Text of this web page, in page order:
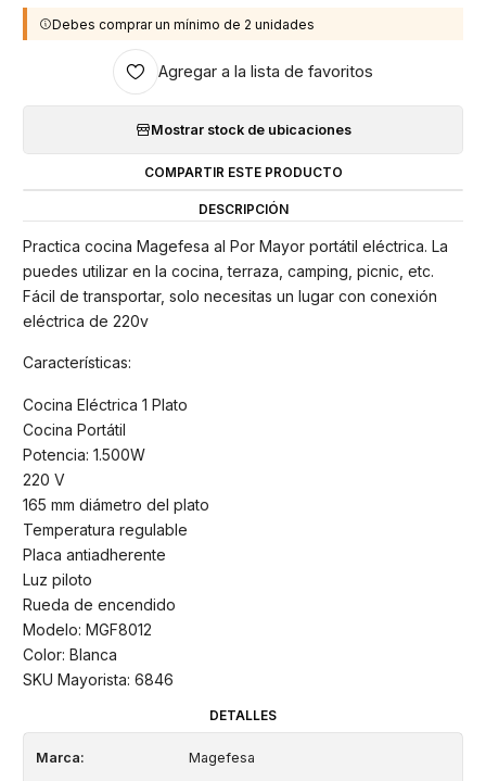
Debes comprar un mínimo de 2 unidades
Agregar a la lista de favoritos
Mostrar stock de ubicaciones
COMPARTIR ESTE PRODUCTO
DESCRIPCIÓN
Practica cocina Magefesa al Por Mayor portátil eléctrica. La
puedes utilizar en la cocina, terraza, camping, picnic, etc.
Fácil de transportar, solo necesitas un lugar con conexión
eléctrica de 220v
Características:
Cocina Eléctrica 1 Plato
Cocina Portátil
Potencia: 1.500W
220 V
165 mm diámetro del plato
Temperatura regulable
Placa antiadherente
Luz piloto
Rueda de encendido
Modelo: MGF8012
Color: Blanca
SKU Mayorista: 6846
DETALLES
Marca: Magefesa